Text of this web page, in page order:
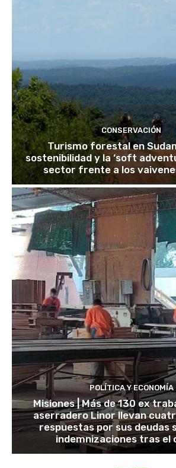
CONSERVACIÓN
Turismo forestal en
sostenibilidad y la ‘soft
sector frente a los
POLÍTICA Y ECONOMÍA
Misiones | Más de 130 ex
aserradero Linor llevan
respuestas por sus deudas
indemnizaciones tras el